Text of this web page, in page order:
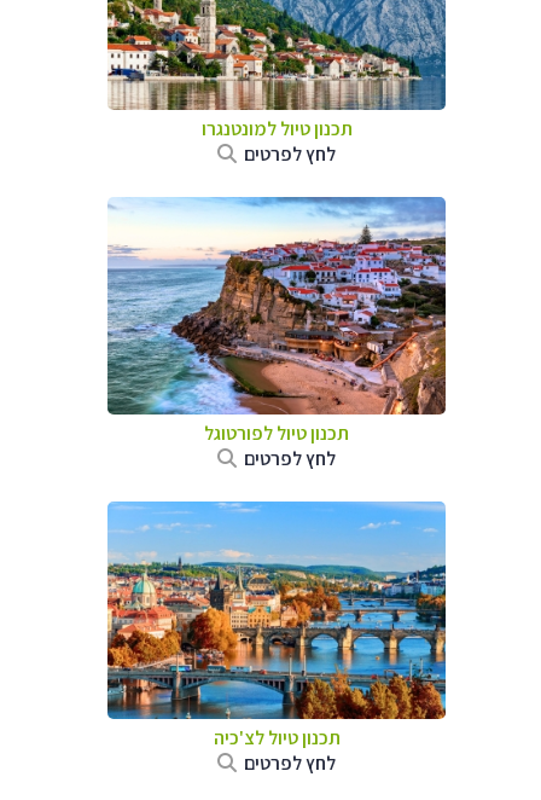
תכנון טיול למונטנגרו
לחץ לפרטים
תכנון טיול לפורטוגל
לחץ לפרטים
תכנון טיול לצ'כיה
לחץ לפרטים